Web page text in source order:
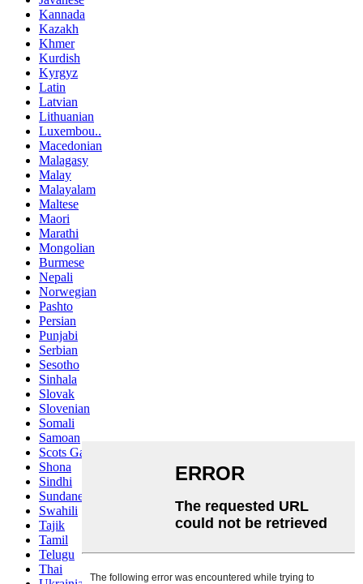
Kannada
Kazakh
Khmer
Kurdish
Kyrgyz
Latin
Latvian
Lithuanian
Luxembou..
Macedonian
Malagasy
Malay
Malayalam
Maltese
Maori
Marathi
Mongolian
Burmese
Nepali
Norwegian
Pashto
Persian
Punjabi
Serbian
Sesotho
Sinhala
Slovak
Slovenian
Somali
Samoan
Scots Gaelic
Shona
Sindhi
Sundanese
Swahili
Tajik
Tamil
Telugu
Thai